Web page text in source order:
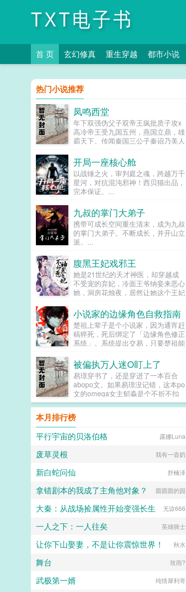
TXT电子书
首 页 玄幻修真 重生穿越 都市小说
热门小说推荐
凤鸣西堂
年下双强伪父子双帝王疯批质子攻x
高冷帝王受九国五州，燕国立鼎，雄
霸天下。传闻秦国三公子秦诏乃美人
心，便将他送去燕国作质子。几渡春
秋，万里霜寒。秦诏乖顺，颇得燕王
宠溺，于及冠年放他归去。哪知三个
月后，他竟扫平障碍，弑父即位。自
此后狼子野心，昭然若揭三载风云变
归化为一，却将精兵对准燕国。强破
宫门之日，未杀一名俘虏，未夺半只
鸡犬。燕王端坐，临视睥睨，不怒而
自威。二人对上视线，促狭中带着几
微眯，仍循着旧日称呼，质问声凛
冽，吾儿，如今可要杀了寡人？秦诏
俯身，骤然折膝跪了下去往日隐忍换
作桀骜，锋锐眉眼经年淬炼，越发显
得狠厉，但唇角柔情却化作了一抹
冠霞帔，金银珠玉贯满箱，另有玺印
一枚，权作信礼。儿臣秦诏笑的璀
璨，忽又改了口，朕，是来迎娶您回
家的。前期日常卖惨求宠博取父王怜
爱的质子攻x每天外冷内热宠溺带娃
高冷美强囚凤帝王受食用注意■时代
架春秋平行时期，称呼及势力地图有
私设。双方无任何亲缘关系，质子到
他国后，称国君为父王。■端水互宠
相爱相杀年龄差7岁年下强强身心
（作者广告位3啵啵）■古耽戎马踏
秋棠心狠手辣权臣攻x老谋深算谋士
受权臣技能之伺候娇生惯养的公子哥
卫攻x狠戾变态王爷受被王爷一个巴
骚大将军x骄扬富贵小少爷被老婆倒
东幻众神审判日疯批大佬x高冷之花
遇到一个顶级疯批罪犯。想杀我？试
失眠的霸总，被手段高超的pua心理
治成了恋爱脑...
开局一座核心舱
以战锤之火，审判庭之魂，跨越万千
星河，对抗混沌邪神！西贝猫出品，
完本保证。...
九叔的掌门大弟子
携带可成长空间重生清末，成为九叔
的掌门大弟子。不断成长，并开山立
派。...
腹黑王妃戏邪王
她是21世纪的天才神医，却穿越成
不受宠的弃妃，冷面王爷纳妾来恶心
她，洞房花烛夜，居然让她这个王妃
着几面旗子，对着床头摇旗呐...
小说家的边缘角色自救指南
楚祖上辈子是个小说家，因为通宵赶
稿猝死，死后绑定了「边缘角色修正
系统」。系统提出交易，只要楚祖能
色，他就能重获新生。楚祖改人设是
吧？老擅长了！第一本读者A你可以
让反派降智，但你最好不要做梦觉得
读者也会降智，很难懂吗？还是读者
A靠靠靠！早说是大佬的局中局中局
啊！！祖爹！对不起！是我说话太大
声了！！第二本读者B狗塑适可而
止，就算你重复强调五百次他是可爱
狗狗，但我只看到了一只舔狗，还是
不会汪汪叫的那种。还是读者B起猛
了，看到无敌阳光开朗大狗狗了，哪
里能领养，阿祖！我也要养阿祖！！
第三本读者C作者生活这么不如意，
一定要搞这么五毒俱全的角色？写不
出来东西找个班上吧。还是读者
CMD，祖神，我可真该死啊！第四
本第五本第六本楚祖怎么样，虽然演
的一般，但我改得还行吧？系统你知
道什么叫边缘角色吗？人气大爆角色
算什么边缘角色啊！！！TIPS12100
存稿箱吐章节，偶尔抽空改错字2警
惕祖哥感情牌，他是个狠人3wb短不
拉揪，随机掉落祖哥CG4论坛都会标
注发言时间，精确到秒，有用5是想
简单尝试各种题材的产物，专栏预收
有各个题材，收收菜呗w...
被偏执万人迷O盯上了
易璟穿书了，还是穿进了一本百合
abopo文。如果易璟没记错，这本po
文的omega女主郁淼是个不折不扣
的万人迷。所有见过郁淼的alpha都
无法克制对郁淼强取豪夺的冲动，即
使郁淼自己性格冷淡对那种事完全没
有兴趣，剧情也总会拐到那个方向，
而且每隔两三章会就换一批alpha，
璟见到了还没有经历过任何情节的郁
有些病弱，眼波迷蒙猫一样慵懒仿佛
人神魂颠倒。看着郁淼靠在窗边，衬
吞吐烟雾，易璟缓缓向写出郁淼的作
发疯，她看了也忍不住想喊姐姐请让
道未来会发生的所有事。那期间每一
之前，郁淼每天都在数着日子等着复
世界的人。但是易璟太可爱了。她是
本月排行榜
平行宇宙的贝洛伯格
露娜Luna
废草灵根 我有一壶奶
新白蛇问仙 舒楠泽
拿错剧本的我成了主角他对象？ 圆圆圆的园
大秦：从战场捡属性开始变强长生 无谅666
一人之下：一人往矣 英雄骑士
让你下山娶妻，不是让你震惊世界！ 秋水
舞台 玫雨?
武极第一婿 纯情犀利哥